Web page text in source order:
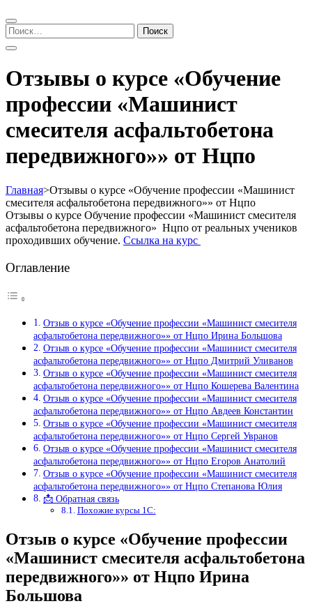
Найти:
Отзывы о курсе «Обучение
профессии «Машинист
смесителя асфальтобетона
передвижного»» от Нцпо
Главная>Отзывы о курсе «Обучение профессии «Машинист
смесителя асфальтобетона передвижного»» от Нцпо
Отзывы о курсе Обучение профессии «Машинист смесителя
асфальтобетона передвижного» Нцпо от реальных учеников
проходивших обучение. Ссылка на курс
Оглавление
Отзыв о курсе «Обучение профессии «Машинист смесителя
асфальтобетона передвижного»» от Нцпо Ирина Большова
Отзыв о курсе «Обучение профессии «Машинист смесителя
асфальтобетона передвижного»» от Нцпо Дмитрий Уливанов
Отзыв о курсе «Обучение профессии «Машинист смесителя
асфальтобетона передвижного»» от Нцпо Кошерева Валентина
Отзыв о курсе «Обучение профессии «Машинист смесителя
асфальтобетона передвижного»» от Нцпо Авдеев Константин
Отзыв о курсе «Обучение профессии «Машинист смесителя
асфальтобетона передвижного»» от Нцпо Сергей Увранов
Отзыв о курсе «Обучение профессии «Машинист смесителя
асфальтобетона передвижного»» от Нцпо Егоров Анатолий
Отзыв о курсе «Обучение профессии «Машинист смесителя
асфальтобетона передвижного»» от Нцпо Степанова Юлия
📩 Обратная связь
Похожие курсы 1С:
Отзыв о курсе «Обучение профессии
«Машинист смесителя асфальтобетона
передвижного»» от Нцпо Ирина
Большова